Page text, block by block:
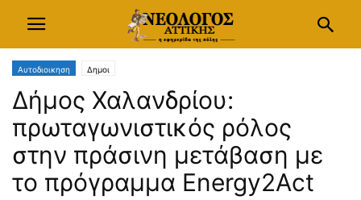
Αυτοδιοικηση Δημοι
Δήμος Χαλανδρίου:
πρωταγωνιστικός ρόλος
στην πράσινη μετάβαση με
το πρόγραμμα Energy2Act